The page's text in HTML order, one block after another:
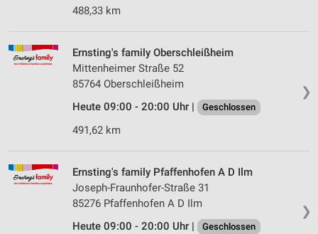
488,33 km
❯
Ernsting's family Oberschleißheim
Mittenheimer Straße 52
85764 Oberschleißheim
Heute 09:00 - 20:00 Uhr |
Geschlossen
491,62 km
❯
Ernsting's family Pfaffenhofen A D Ilm
Joseph-Fraunhofer-Straße 31
85276 Pfaffenhofen A D Ilm
Heute 09:00 - 20:00 Uhr |
Geschlossen